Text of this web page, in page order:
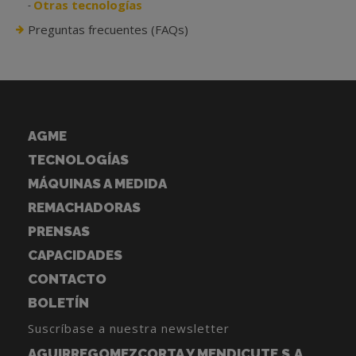
Otras tecnologías
Preguntas frecuentes (FAQs)
AGME
TECNOLOGÍAS
MÁQUINAS A MEDIDA
REMACHADORAS
PRENSAS
CAPACIDADES
CONTACTO
BOLETÍN
Suscríbase a nuestra newsletter